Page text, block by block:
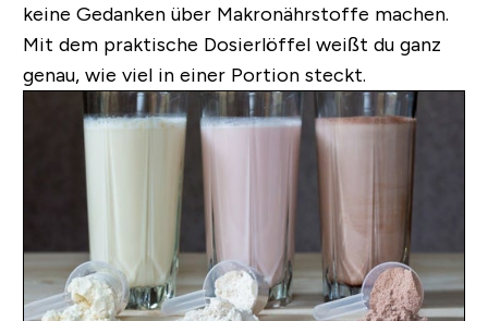
keine Gedanken über Makronährstoffe machen.
Mit dem praktische Dosierlöffel weißt du ganz
genau, wie viel in einer Portion steckt.